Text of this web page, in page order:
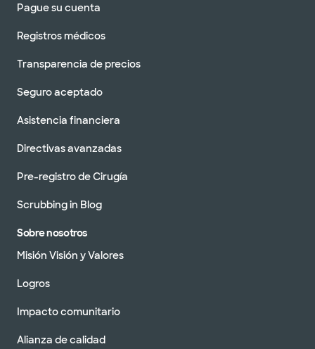
Pague su cuenta
Registros médicos
Transparencia de precios
Seguro aceptado
Asistencia financiera
Directivas avanzadas
Pre-registro de Cirugía
Scrubbing in Blog
Sobre nosotros
Misión Visión y Valores
Logros
Impacto comunitario
Alianza de calidad